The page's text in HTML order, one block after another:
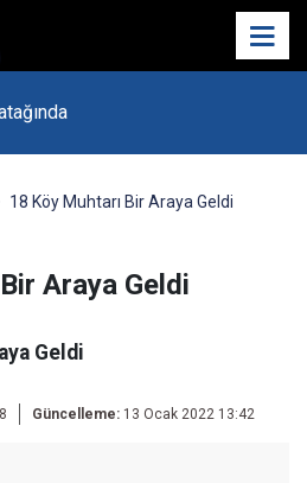
18 Köy Muhtarı Bir Araya Geldi
Araya Geldi
Geldi
Güncelleme: 13 Ocak 2022 13:42